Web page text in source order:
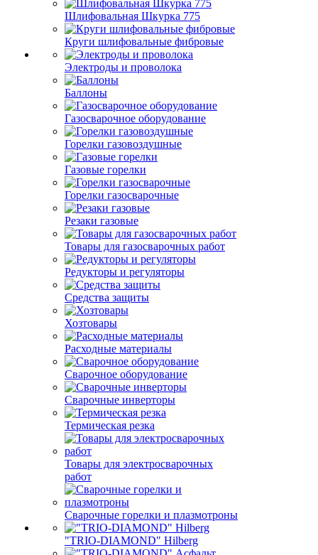
Шлифовальная Шкурка 775
Круги шлифовальные фибровые
Электроды и проволока
Баллоны
Газосварочное оборудование
Горелки газовоздушные
Газовые горелки
Горелки газосварочные
Резаки газовые
Товары для газосварочных работ
Редукторы и регуляторы
Средства защиты
Хозтовары
Расходные материалы
Сварочное оборудование
Сварочные инверторы
Термическая резка
Товары для электросварочных
работ
Сварочные горелки и плазмотроны
"TRIO-DIAMOND" Hilberg